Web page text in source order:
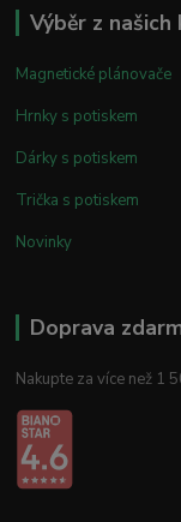
Výběr z
Magnetické plánovače
Hrnky s potiskem
Dárky s potiskem
Trička s potiskem
Novinky
Doprava
Nakupte za více než 1